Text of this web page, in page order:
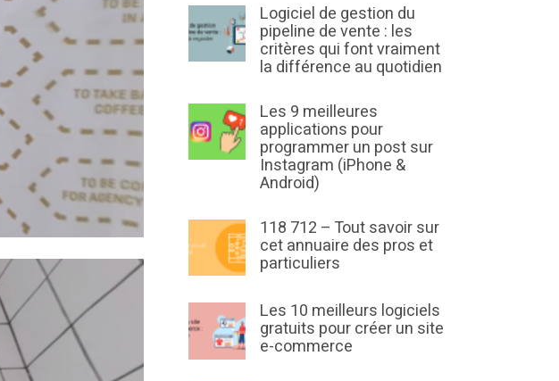
Logiciel de gestion du
pipeline de vente : les
critères qui font vraiment
la différence au quotidien
Les 9 meilleures
applications pour
programmer un post sur
Instagram (iPhone &
Android)
118 712 – Tout savoir sur
cet annuaire des pros et
particuliers
Les 10 meilleurs logiciels
gratuits pour créer un site
e-commerce